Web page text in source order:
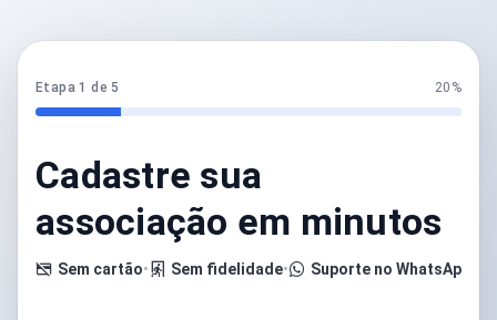
Etapa 1 de 5 20%
Cadastre sua
associação em minutos
Sem cartão• Sem fidelidade• Suporte no WhatsApp